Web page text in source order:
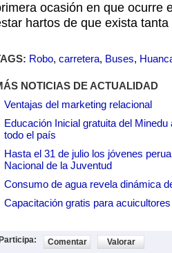
ocasión en que ocurre
hartos de que exista
Robo, carretera, Buses,
NOTICIAS DE ACTUALIDAD
Ventajas del marketing relacional
Educación Inicial gratuita del
todo el país
Hasta el 31 de julio los jóvenes
Nacional de la Juventud
Consumo de agua revela dinámica
Capacitación gratis para
Participa: Comentar Valorar